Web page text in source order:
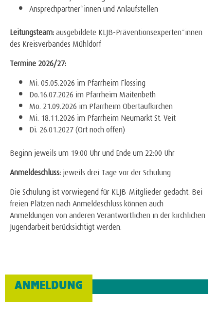
Ansprechpartner*innen und Anlaufstellen
Leitungsteam:ausgebildete KLJB-Präventionsexperten*innen
des Kreisverbandes Mühldorf
Termine 2026/27:
Mi. 05.05.2026 im Pfarrheim Flossing
Do.16.07.2026 im Pfarrheim Maitenbeth
Mo. 21.09.2026 im Pfarrheim Obertaufkirchen
Mi. 18.11.2026 im Pfarrheim Neumarkt St. Veit
Di. 26.01.2027 (Ort noch offen)
Beginn jeweils um 19:00 Uhr und Ende um 22:00 Uhr
Anmeldeschluss: jeweils drei Tage vor der Schulung
Die Schulung ist vorwiegend für KLJB-Mitglieder gedacht. Bei
freien Plätzen nach Anmeldeschluss können auch
Anmeldungen von anderen Verantwortlichen in der kirchlichen
Jugendarbeit berücksichtigt werden.
ANMELDUNG